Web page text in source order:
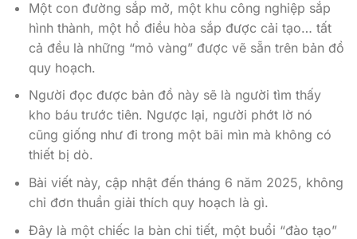
Một con đường sắp mở, một khu công nghiệp sắp
hình thành, một hồ điều hòa sắp được cải tạo… tất
cả đều là những “mỏ vàng” được vẽ sẵn trên bản đồ
quy hoạch.
Người đọc được bản đồ này sẽ là người tìm thấy
kho báu trước tiên. Ngược lại, người phớt lờ nó
cũng giống như đi trong một bãi mìn mà không có
thiết bị dò.
Bài viết này, cập nhật đến tháng 6 năm 2025, không
chỉ đơn thuần giải thích quy hoạch là gì.
Đây là một chiếc la bàn chi tiết, một buổi “đào tạo”